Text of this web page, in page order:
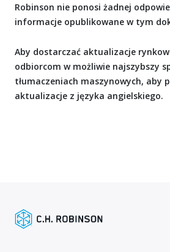
Robinson nie ponosi żadnej
informacje opublikowane w tym
Aby dostarczać aktualizacje
odbiorcom w możliwie najszybszy
tłumaczeniach maszynowych, aby
aktualizacje z języka angielskiego.